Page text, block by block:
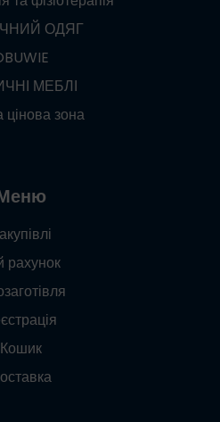
ОДЯГ
МЕБЛІ
цінова зона
рахунок
Кошик